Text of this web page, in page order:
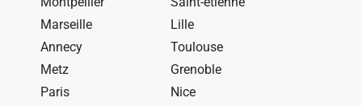
Marseille
Lille
Annecy
Toulouse
Metz
Grenoble
Paris
Nice